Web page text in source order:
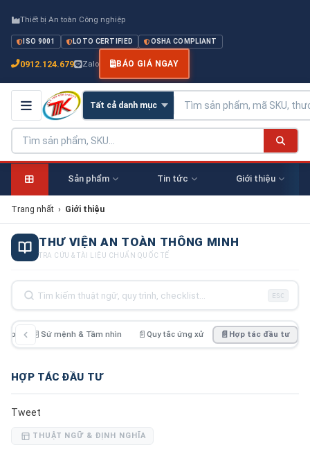
Thiết bị An toàn Công nghiệp
ISO 9001 LOTO CERTIFIED OSHA COMPLIANT
0912.124.679 Zalo BÁO GIÁ NGAY
Sản phẩm Tin tức Giới thiệu
Trang nhất › Giới thiệu
THƯ VIỆN AN TOÀN THÔNG MINH
TRA CỨU & TÀI LIỆU CHUẨN QUỐC TẾ
ESC
📄 Sứ mệnh & Tầm nhìn 📄 Quy tắc ứng xử 📄 Hợp tác đầu tư
HỢP TÁC ĐẦU TƯ
Tweet
THUẬT NGỮ & ĐỊNH NGHĨA